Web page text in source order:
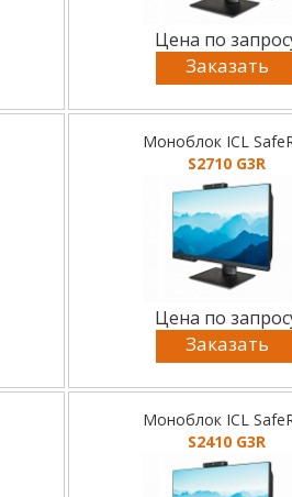
Цена по
Заказать
Моноблок ICL
S2710 G3R
Цена по
Заказать
Моноблок ICL
S2410 G3R